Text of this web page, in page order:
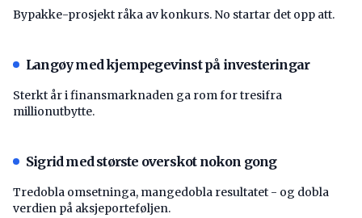
Bypakke-prosjekt råka av konkurs. No startar det opp att.
Langøy med kjempegevinst på investeringar
Sterkt år i finansmarknaden ga rom for tresifra
millionutbytte.
Sigrid med største overskot nokon gong
Tredobla omsetninga, mangedobla resultatet - og dobla
verdien på aksjeporteføljen.